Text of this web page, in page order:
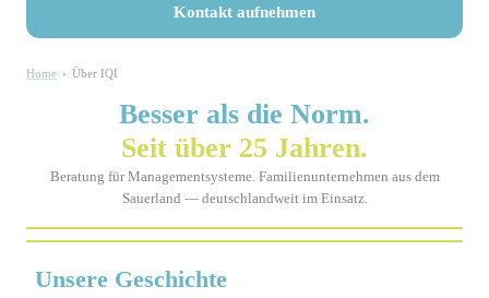
Kontakt aufnehmen
Home › Über IQI
Besser als die Norm.
Seit über 25 Jahren.
Beratung für Managementsysteme. Familienunternehmen aus dem
Sauerland — deutschlandweit im Einsatz.
Unsere Geschichte